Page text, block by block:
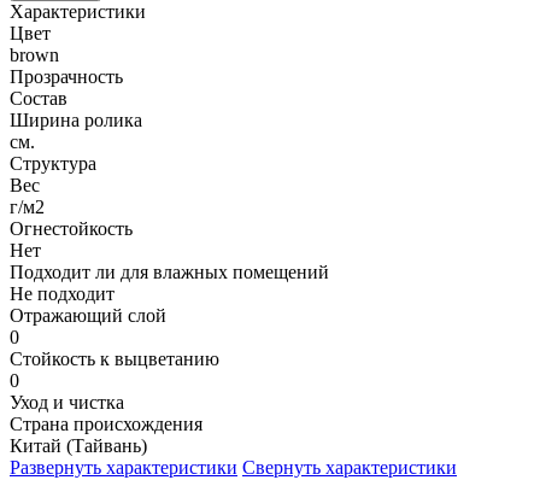
Характеристики
Цвет
brown
Прозрачность
Состав
Ширина ролика
см.
Структура
Вес
г/м2
Огнестойкость
Нет
Подходит ли для влажных помещений
Не подходит
Отражающий слой
0
Стойкость к выцветанию
0
Уход и чистка
Страна происхождения
Китай (Тайвань)
Развернуть характеристики Свернуть характеристики